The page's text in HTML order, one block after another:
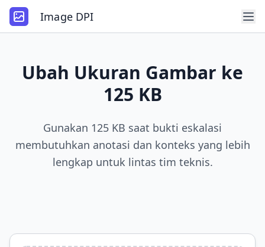
Image DPI
Ubah Ukuran Gambar ke
125 KB
Gunakan 125 KB saat bukti eskalasi
membutuhkan anotasi dan konteks yang lebih
lengkap untuk lintas tim teknis.